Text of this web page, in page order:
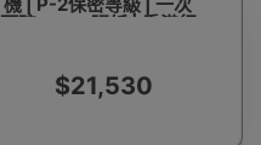
可碎25-28張紙 | 香港行
$21,530